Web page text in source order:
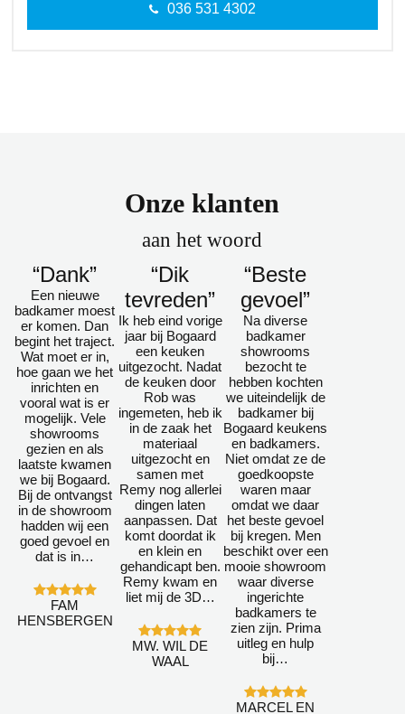
036 531 4302
Onze klanten
aan het woord
“Dank”
Een nieuwe
badkamer moest
er komen. Dan
begint het traject.
Wat moet er in,
hoe gaan we het
inrichten en
vooral wat is er
mogelijk. Vele
showrooms
gezien en als
laatste kwamen
we bij Bogaard.
Bij de ontvangst
in de showroom
hadden wij een
goed gevoel en
dat is in…
FAM
HENSBERGEN
“Dik
tevreden”
Ik heb eind vorige
jaar bij Bogaard
een keuken
uitgezocht. Nadat
de keuken door
Rob was
ingemeten, heb ik
in de zaak het
materiaal
uitgezocht en
samen met
Remy nog allerlei
dingen laten
aanpassen. Dat
komt doordat ik
en klein en
gehandicapt ben.
Remy kwam en
liet mij de 3D…
MW. WIL DE
WAAL
“Beste
gevoel”
Na diverse
badkamer
showrooms
bezocht te
hebben kochten
we uiteindelijk de
badkamer bij
Bogaard keukens
en badkamers.
Niet omdat ze de
goedkoopste
waren maar
omdat we daar
het beste gevoel
bij kregen. Men
beschikt over een
mooie showroom
waar diverse
ingerichte
badkamers te
zien zijn. Prima
uitleg en hulp
bij…
MARCEL EN